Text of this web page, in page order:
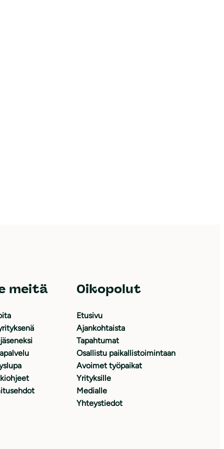
meitä Oikopolut
Etusivu
Ajankohtaista
Tapahtumat
Osallistu paikallistoimintaan
Avoimet työpaikat
Yrityksille
Medialle
Yhteystiedot